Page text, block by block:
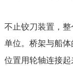
不止铰刀装置，
单位。桥架与船
位置用轮轴连接